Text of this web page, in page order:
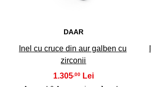
DAAR
Inel cu cruce din aur galben cu
zirconii
1.305,00